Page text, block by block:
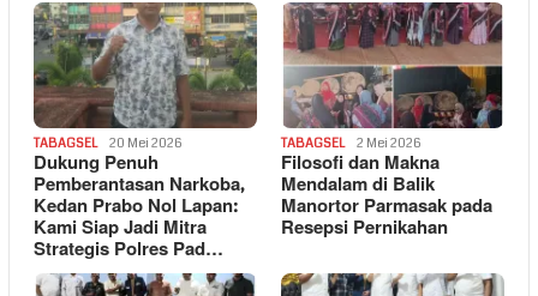
TABAGSEL 20 Mei 2026
Dukung Penuh
Pemberantasan Narkoba,
Kedan Prabo Nol Lapan:
Kami Siap Jadi Mitra
Strategis Polres Pad…
TABAGSEL 2 Mei 2026
Filosofi dan Makna
Mendalam di Balik
Manortor Parmasak pada
Resepsi Pernikahan